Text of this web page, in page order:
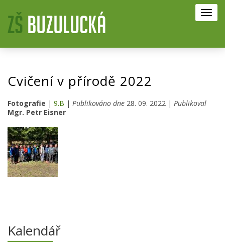
Cvičení v přírodě 2022
Fotografie | 9.B | Publikováno dne 28. 09. 2022 | Publikoval
Mgr. Petr Eisner
Kalendář